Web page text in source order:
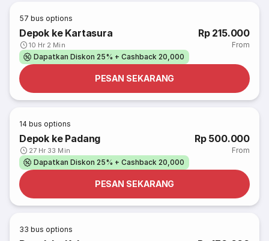
57 bus options
Depok ke Kartasura
10 Hr 2 Min
Rp 215.000
From
Dapatkan Diskon 25% + Cashback 20,000
PESAN SEKARANG
14 bus options
Depok ke Padang
27 Hr 33 Min
Rp 500.000
From
Dapatkan Diskon 25% + Cashback 20,000
PESAN SEKARANG
33 bus options